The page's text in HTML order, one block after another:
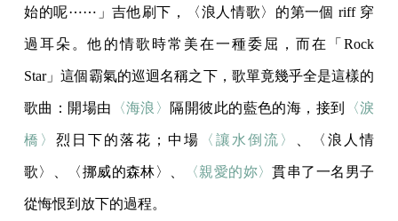
始的呢⋯⋯」吉他刷下，〈浪人情歌〉的第一個 riff 穿
過耳朵。他的情歌時常美在一種委屈，而在「Rock
Star」這個霸氣的巡迴名稱之下，歌單竟幾乎全是這樣的
歌曲：開場由 〈海浪〉 隔開彼此的藍色的海，接到 〈淚
橋〉 烈日下的落花；中場 〈讓水倒流〉 、〈浪人情
歌〉、〈挪威的森林〉、 〈親愛的妳〉貫串了一名男子
從悔恨到放下的過程。